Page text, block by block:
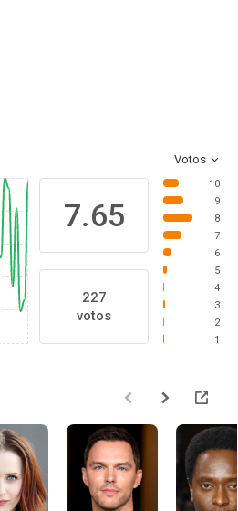
Votos
7.65
227
votos
10
9
8
7
6
5
4
3
2
1